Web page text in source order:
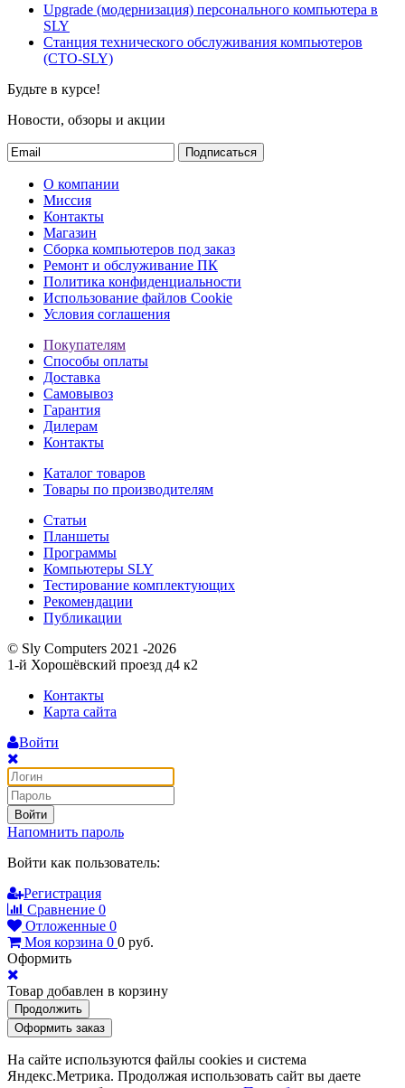
Upgrade (модернизация) персонального компьютера в
SLY
Станция технического обслуживания компьютеров
(СТО-SLY)
Будьте в курсе!
Новости, обзоры и акции
Подписаться
О компании
Миссия
Контакты
Магазин
Сборка компьютеров под заказ
Ремонт и обслуживание ПК
Политика конфиденциальности
Использование файлов Cookie
Условия соглашения
Покупателям
Способы оплаты
Доставка
Самовывоз
Гарантия
Дилерам
Контакты
Каталог товаров
Товары по производителям
Статьи
Планшеты
Программы
Компьютеры SLY
Тестирование комплектующих
Рекомендации
Публикации
© Sly Computers 2021 -2026
1-й Хорошёвский проезд д4 к2
Контакты
Карта сайта
Войти
Войти
Напомнить пароль
Войти как пользователь:
Регистрация
Сравнение 0
Отложенные 0
Моя корзина 0 0 руб.
Оформить
Товар добавлен в корзину
Продолжить
Оформить заказ
На сайте используются файлы cookies и система
Яндекс.Метрика. Продолжая использовать сайт вы даете